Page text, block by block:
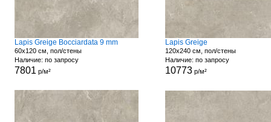
Lapis Greige Bocciardata 9 mm
60x120 см, пол/стены
Наличие: по запросу
7801 р/м²
Lapis Greige
120x240 см, пол/стены
Наличие: по запросу
10773р/м²